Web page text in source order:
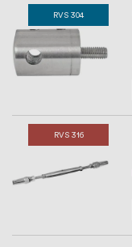
RVS 304
RVS 316